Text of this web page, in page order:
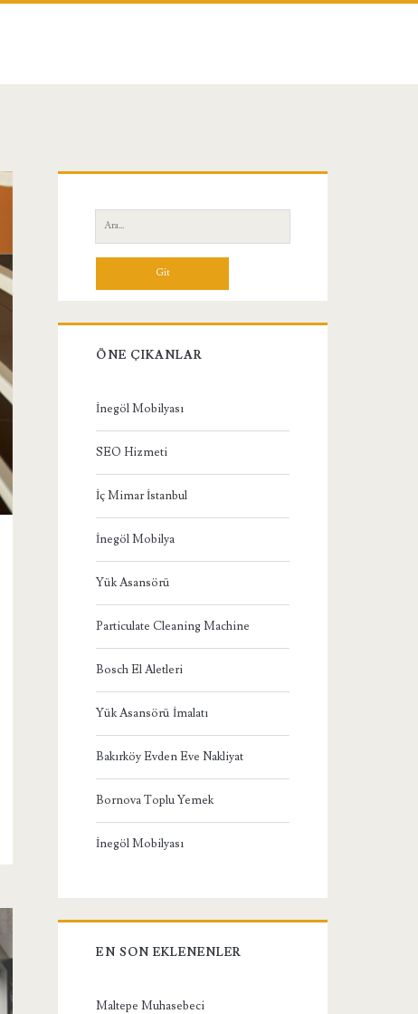
Yan
Menü
Ara:
ÖNE ÇIKANLAR
İnegöl Mobilyası
SEO Hizmeti
İç Mimar İstanbul
İnegöl Mobilya
Yük Asansörü
Particulate Cleaning Machine
Bosch El Aletleri
Yük Asansörü İmalatı
Bakırköy Evden Eve Nakliyat
Bornova Toplu Yemek
İnegöl Mobilyası
EN SON EKLENENLER
Maltepe Muhasebeci